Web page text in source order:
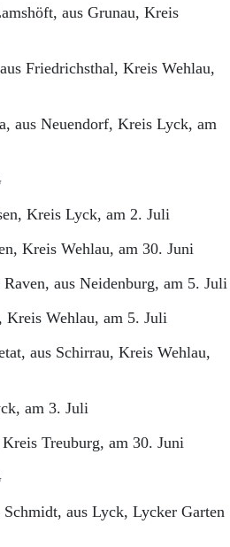
aus Grunau, Kreis
Friedrichsthal, Kreis Wehlau,
aus Neuendorf, Kreis Lyck, am
Kreis Lyck, am 2. Juli
Kreis Wehlau, am 30. Juni
aus Neidenburg, am 5. Juli
Kreis Wehlau, am 5. Juli
aus Schirrau, Kreis Wehlau,
am 3. Juli
Treuburg, am 30. Juni
aus Lyck, Lycker Garten